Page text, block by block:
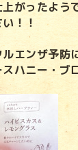
がったよう
！！
ルエンザ予防
ハニー・ブ